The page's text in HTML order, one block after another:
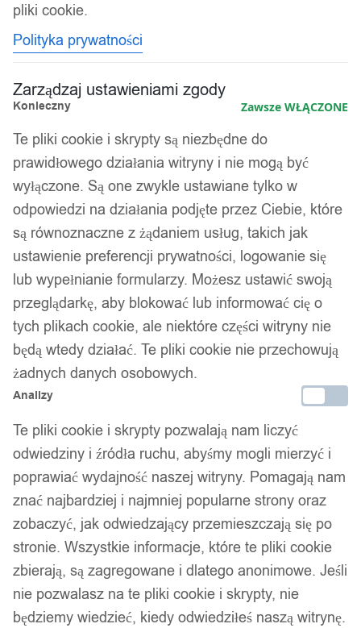
pliki cookie.
Polityka prywatności
Zarządzaj ustawieniami zgody
Konieczny Zawsze WŁĄCZONE
Te pliki cookie i skrypty są niezbędne do
prawidłowego działania witryny i nie mogą być
wyłączone. Są one zwykle ustawiane tylko w
odpowiedzi na działania podjęte przez Ciebie, które
są równoznaczne z żądaniem usług, takich jak
ustawienie preferencji prywatności, logowanie się
lub wypełnianie formularzy. Możesz ustawić swoją
przeglądarkę, aby blokować lub informować cię o
tych plikach cookie, ale niektóre części witryny nie
będą wtedy działać. Te pliki cookie nie przechowują
żadnych danych osobowych.
Analizy
Te pliki cookie i skrypty pozwalają nam liczyć
odwiedziny i źródła ruchu, abyśmy mogli mierzyć i
poprawiać wydajność naszej witryny. Pomagają nam
znać najbardziej i najmniej popularne strony oraz
zobaczyć, jak odwiedzający przemieszczają się po
stronie. Wszystkie informacje, które te pliki cookie
zbierają, są zagregowane i dlatego anonimowe. Jeśli
nie pozwalasz na te pliki cookie i skrypty, nie
będziemy wiedzieć, kiedy odwiedziłeś naszą witrynę.